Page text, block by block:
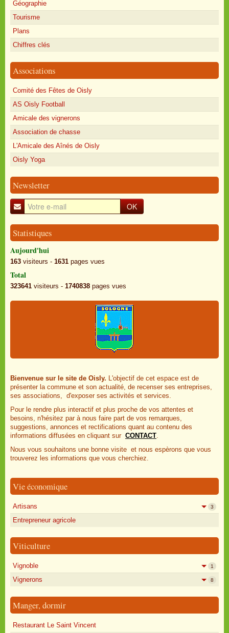
Géographie
Tourisme
Plans
Chiffres clés
Associations
Comité des Fêtes de Oisly
AS Oisly Football
Amicale des vignerons
Association de chasse
L'Amicale des Aînés de Oisly
Oisly Yoga
Newsletter
OK
Statistiques
Aujourd'hui
163 visiteurs - 1631 pages vues
Total
323641 visiteurs - 1740838 pages vues
Bienvenue sur le site de Oisly. L'objectif de cet espace est de
présenter la commune et son actualité, de recenser ses entreprises,
ses associations, d'exposer ses activités et services.
Pour le rendre plus interactif et plus proche de vos attentes et
besoins, n'hésitez par à nous faire part de vos remarques,
suggestions, annonces et rectifications quant au contenu des
informations diffusées en cliquant sur CONTACT.
Nous vous souhaitons une bonne visite et nous espèrons que vous
trouverez les informations que vous cherchiez.
Vie économique
Artisans 3
Entrepreneur agricole
Viticulture
Vignoble 1
Vignerons 8
Manger, dormir
Restaurant Le Saint Vincent